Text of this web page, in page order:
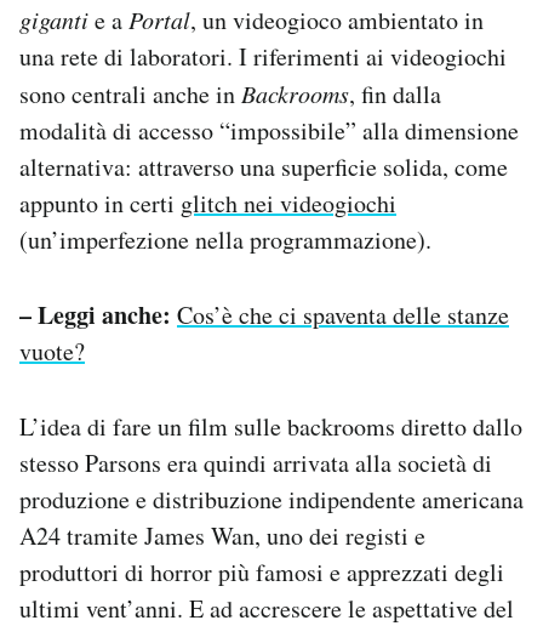
gigantie a Portal, un videogioco ambientato in
una rete di laboratori. I riferimenti ai videogiochi
sono centrali anche in Backrooms, fin dalla
modalità di accesso “impossibile” alla dimensione
alternativa: attraverso una superficie solida, come
appunto in certi glitch nei videogiochi
(un’imperfezione nella programmazione).
– Leggi anche: Cos’è che ci spaventa delle stanze
vuote?
L’idea di fare un film sulle backrooms diretto dallo
stesso Parsons era quindi arrivata alla società di
produzione e distribuzione indipendente americana
A24 tramite James Wan, uno dei registi e
produttori di horror più famosi e apprezzati degli
ultimi vent’anni. E ad accrescere le aspettative del